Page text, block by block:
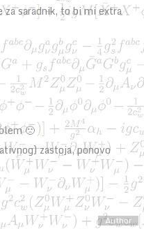
saradnik, to bi mi extra
🙁
zastoja, ponovo